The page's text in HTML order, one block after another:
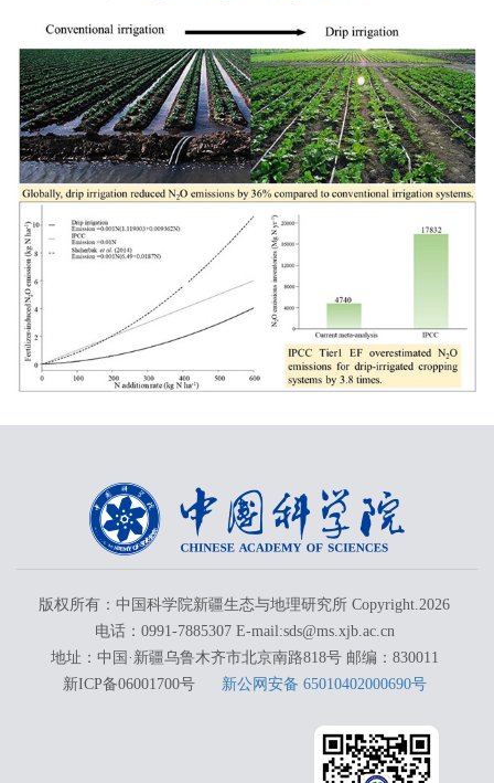
版权所有：中国科学院新疆生态与地理研究所 Copyright. 2026
电话：0991-7885307 E-mail:sds@ms.xjb.ac.cn
地址：中国·新疆乌鲁木齐市北京南路818号 邮编：830011
新ICP备06001700号 新公网安备 65010402000690号